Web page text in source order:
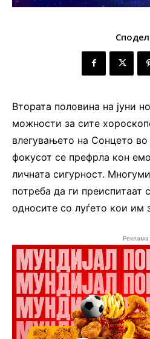
Втората половина на јуни
можности за сите
влегувањето на Сонцето во
фокусот се префрла кон
личната сигурност.
потреба да ги преиспитаат
односите со луѓето кои им
Реклама